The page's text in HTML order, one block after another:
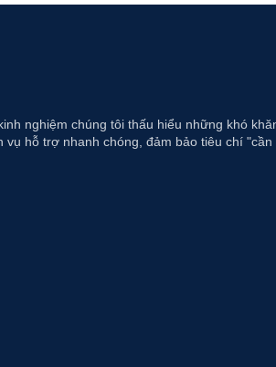
nghiệm chúng tôi thấu hiểu những khó
hỗ trợ nhanh chóng, đảm bảo tiêu chí "cần